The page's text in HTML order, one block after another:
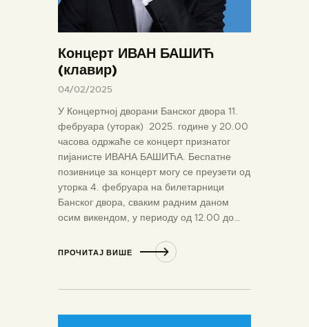
Концерт ИВАН БАШИЋ
(клавир)
04/02/2025
У Концертној дворани Банског двора 11.
фебруара (уторак) 2025. године у 20.00
часова одржаће се концерт признатог
пијанисте ИВАНА БАШИЋА. Беспатне
позивнице за концерт могу се преузети од
уторка 4. фебруара на билетарници
Банског двора, сваким радним даном
осим викендом, у периоду од 12.00 до…
ПРОЧИТАЈ ВИШЕ